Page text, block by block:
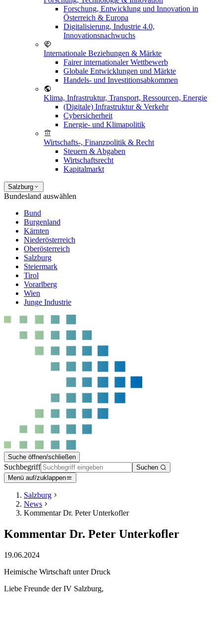
Forschung, Entwicklung und Innovation in
Österreich & Europa
Digitalisierung, Industrie 4.0,
Innovationsnachwuchs
Internationale Beziehungen & Märkte
Fairer internationaler Wettbewerb
Globale Entwicklungen und Märkte
Handels- und Investitionsabkommen
Klima, Infrastruktur, Transport, Ressourcen, Energie
(Digitale) Infrastruktur & Verkehr
Cybersicherheit
Energie- und Klimapolitik
Wirtschafts-, Finanzpolitik & Recht
Steuern & Abgaben
Wirtschaftsrecht
Kapitalmarkt
Salzburg
Bundesland auswählen
Bund
Burgenland
Kärnten
Niederösterreich
Oberösterreich
Salzburg
Steiermark
Tirol
Vorarlberg
Wien
Junge Industrie
Suche öffnen/schließen
Suchbegriff
Suchen
Menü auf/zuklappen
Salzburg
News
Kommentar Dr. Peter Unterkofler
Kommentar Dr. Peter Unterkofler
19.06.2024
Heimische Wirtschaft unter Druck
Liebe Freunde der IV Salzburg,